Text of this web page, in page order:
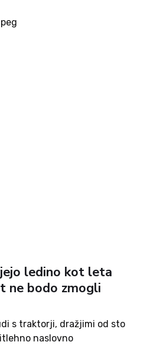
Hribar v času
ledino kot leta
ne bodo zmogli
s traktorji, dražjimi od sto
naslovno